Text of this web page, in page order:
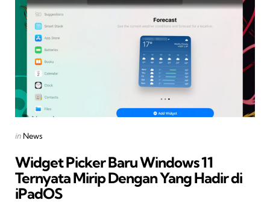
Posted
in News
Widget Picker Baru Windows 11
Ternyata Mirip Dengan Yang Hadir di
iPadOS